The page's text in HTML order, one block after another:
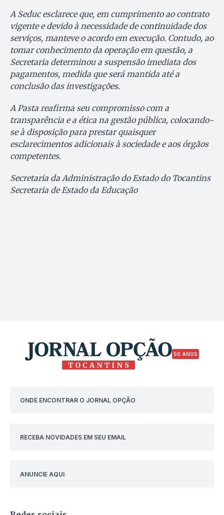
A Seduc esclarece que, em cumprimento ao contrato
vigente e devido à necessidade de continuidade dos
serviços, manteve o acordo em execução. Contudo, ao
tomar conhecimento da operação em questão, a
Secretaria determinou a suspensão imediata dos
pagamentos, medida que será mantida até a
conclusão das investigações.
A Pasta reafirma seu compromisso com a
transparência e a ética na gestão pública, colocando-
se à disposição para prestar quaisquer
esclarecimentos adicionais à sociedade e aos órgãos
competentes.
Secretaria da Administração do Estado do Tocantins
Secretaria de Estado da Educação
50 ANOS
ONDE ENCONTRAR O JORNAL OPÇÃO
RECEBA NOVIDADES EM SEU EMAIL
ANUNCIE AQUI